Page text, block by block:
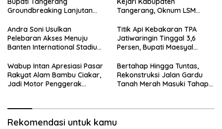
Groundbreaking Lanjutan
Tangerang, Oknum LSM
Rp15 Juta dari Tiga Kades
Andra Soni Usulkan
Pelebaran Akses Menuju
Banten International Stadium,
2032
Titik Api Kebakaran TPA
Jatiwaringin Tinggal 3,6
Persen, Bupati Maesyal
Wabup Intan Apresiasi Pasar
Rakyat Alam Bambu Ciakar,
Jadi Motor Penggerak
Bertahap Hingga Tuntas,
Rekonstruksi Jalan Gardu
Tanah Merah Masuki Tahap
Rekomendasi untuk kamu